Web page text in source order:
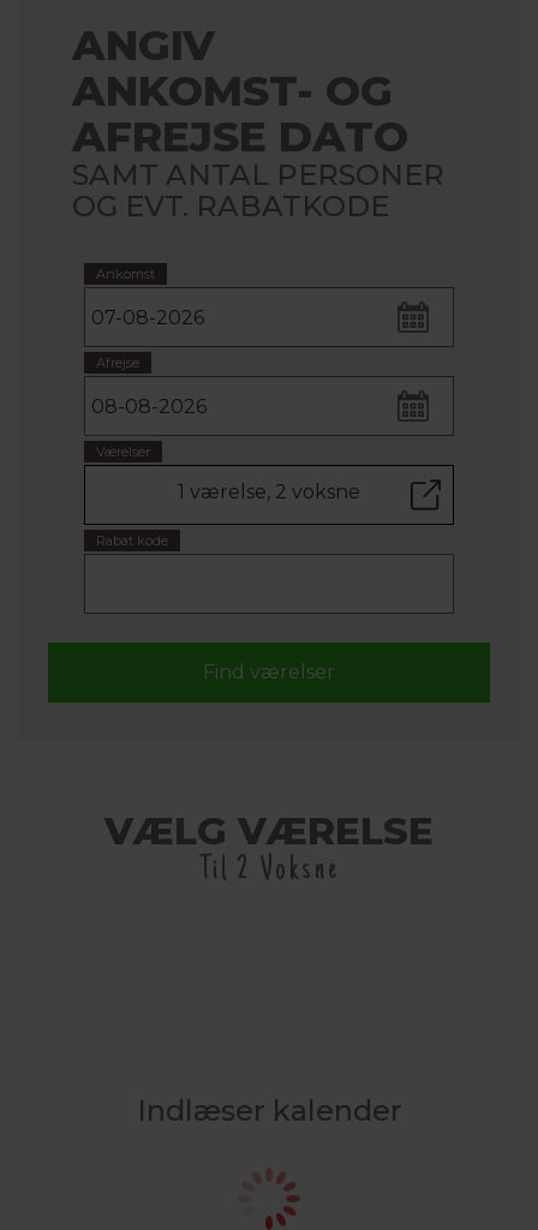
ANGIV
ANKOMST- OG
AFREJSE DATO
SAMT ANTAL PERSONER
OG EVT. RABATKODE
Ankomst
Afrejse
Værelser
1 værelse, 2 voksne
Rabat kode
VÆLG VÆRELSE
Til 2 Voksne
Indlæser kalender